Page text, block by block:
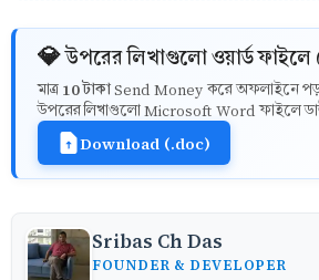
💎 উপরের লিখাগুলো ওয়ার্ড
মাত্র 10 টাকাSend Money করে অফলাইনে পড়ার
উপরের লিখাগুলো Microsoft Word ফাইলে
Download (.doc)
Sribas Ch Das
FOUNDER & DEVELOPER